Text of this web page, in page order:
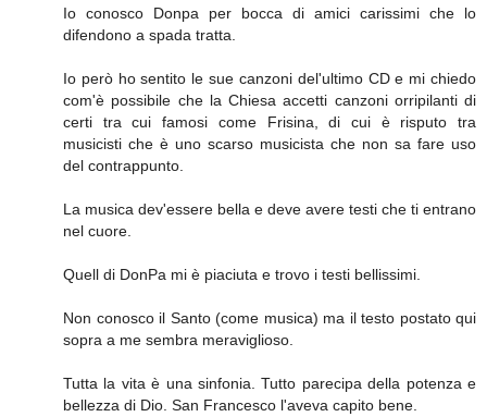
Io conosco Donpa per bocca di amici carissimi che lo
difendono a spada tratta.
Io però ho sentito le sue canzoni del'ultimo CD e mi chiedo
com'è possibile che la Chiesa accetti canzoni orripilanti di
certi tra cui famosi come Frisina, di cui è risputo tra
musicisti che è uno scarso musicista che non sa fare uso
del contrappunto.
La musica dev'essere bella e deve avere testi che ti entrano
nel cuore.
Quell di DonPa mi è piaciuta e trovo i testi bellissimi.
Non conosco il Santo (come musica) ma il testo postato qui
sopra a me sembra meraviglioso.
Tutta la vita è una sinfonia. Tutto parecipa della potenza e
bellezza di Dio. San Francesco l'aveva capito bene.